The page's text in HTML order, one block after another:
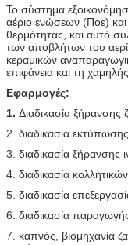
Το σύστημα
αέριο ενώσεων (Ποε)
θερμότητας, και αυτό
των αποβλήτων του
κεραμικών
επιφάνεια και τη
Εφαρμογές:
1. Διαδικασία ξήρανσης
2. διαδικασία
3. διαδικασία ξήρανσης
4. διαδικασία
5. διαδικασία
6. διαδικασία
7. καπνός, βιομηχανία